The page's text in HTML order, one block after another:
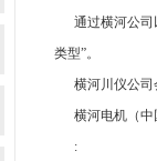
通过横河公
类型”。
横河川仪公
横河电机 （中
: